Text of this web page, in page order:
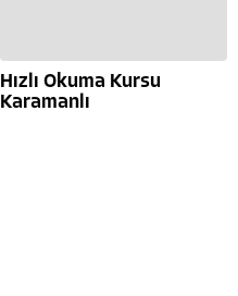
Hızlı Okuma Kursu
Karamanlı